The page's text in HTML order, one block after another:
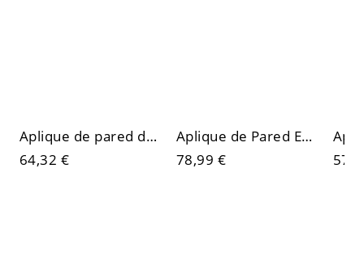
Aplique de pared de 2 luces de plexiglás con pantalla de tiza ambiental, lámpara de pared, temperatura de color de luz dorada
64,32 €
Aplique de Pared Estilo Infantil con Material Polimerizado
78,99 €